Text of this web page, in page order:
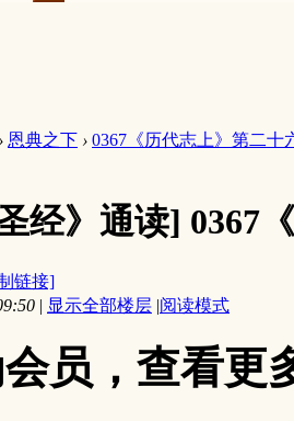
› 恩典之下 › 0367《历代志上》第二十
经》通读] 0367
链接]
| 显示全部楼层 |阅读模式
员，查看更